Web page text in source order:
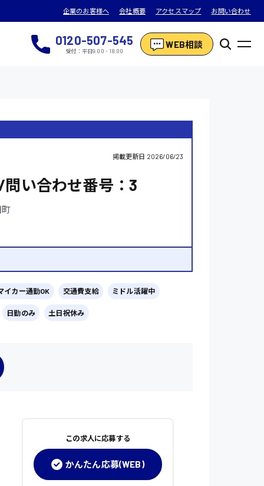
企業のお客様へ 会社概要 アクセスマップ お問い合わせ
0120-507-545
受付：平日9:00 - 18:00
WEB相談
掲載更新日 2026/06/23
い合わせ番号：3
イカー通勤OK 交通費支給 ミドル活躍中
日勤のみ 土日祝休み
この求人に応募する
かんたん応募(WEB)